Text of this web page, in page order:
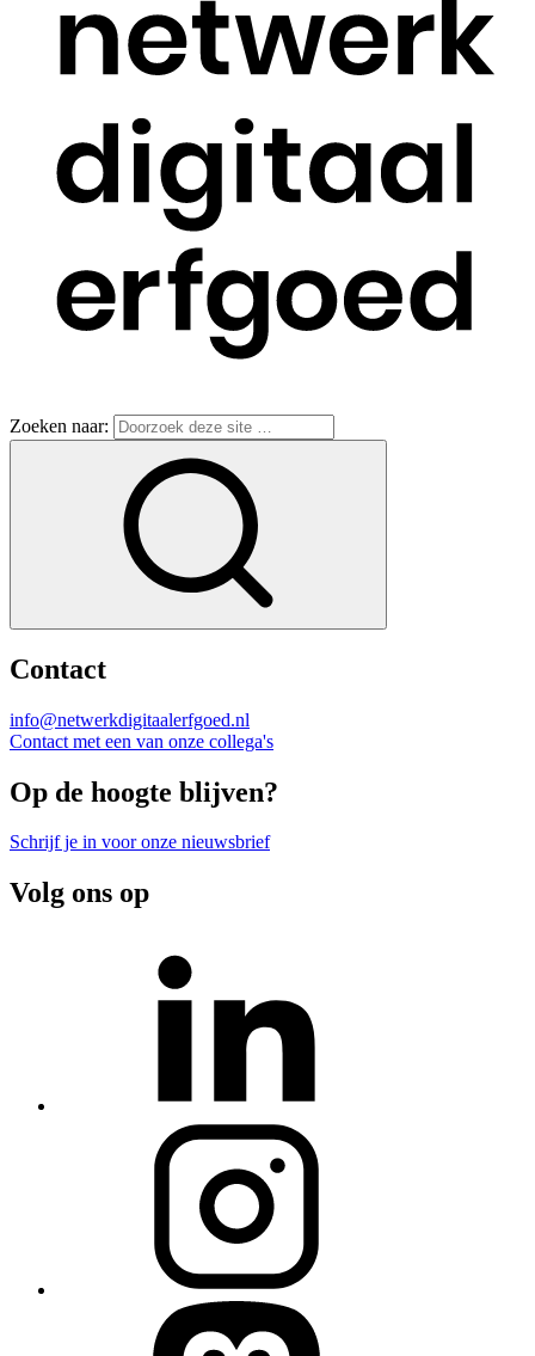
Zoeken naar:
Contact
info@netwerkdigitaalerfgoed.nl
Contact met een van onze collega's
Op de hoogte blijven?
Schrijf je in voor onze nieuwsbrief
Volg ons op